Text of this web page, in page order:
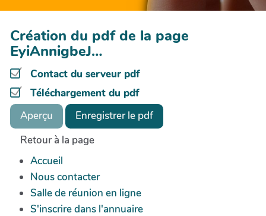
Création du pdf de la page
EyiAnnigbeJ…
Contact du serveur pdf
Téléchargement du pdf
Aperçu
Enregistrer le pdf
Retour à la page
Accueil
Nous contacter
Salle de réunion en ligne
S'inscrire dans l'annuaire